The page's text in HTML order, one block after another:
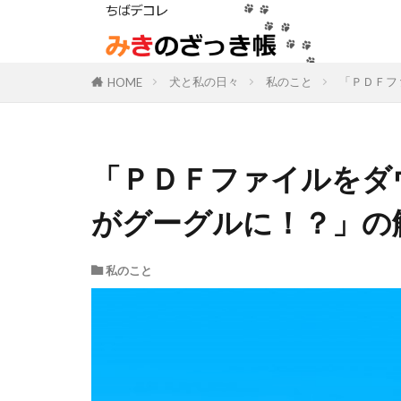
HOME 犬と私の日々 私のこと 「ＰＤＦ
「ＰＤＦファイルを
がグーグルに！？」の
私のこと